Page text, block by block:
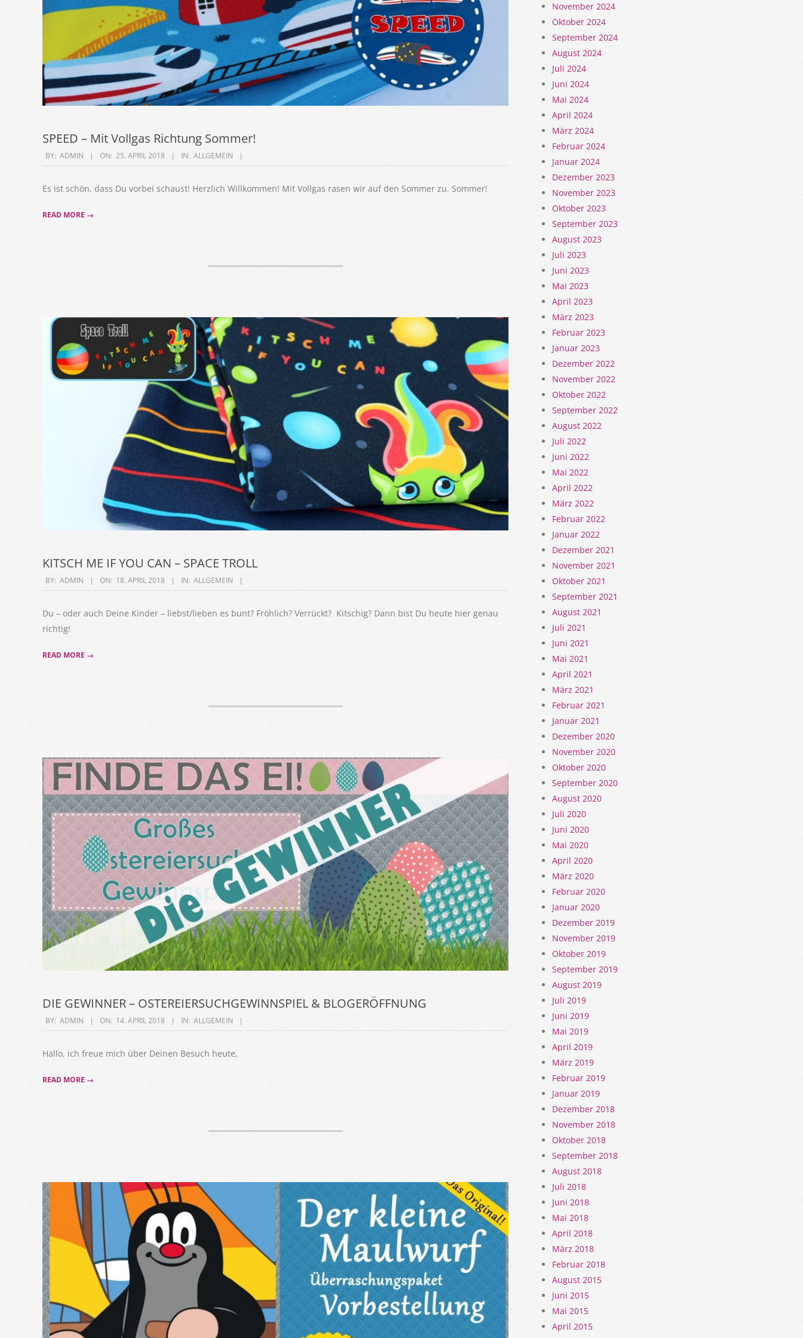
SPEED – Mit Vollgas Richtung Sommer!
2018-
25
BY: ADMIN ON: 25. APRIL 2018 IN: ALLGEMEIN
Es ist schön, dass Du vorbei schaust! Herzlich Willkommen! Mit Vollgas rasen wir auf den Sommer zu. Sommer!
READ MORE →
KITSCH ME IF YOU CAN – SPACE TROLL
2018-
18
BY: ADMIN ON: 18. APRIL 2018 IN: ALLGEMEIN
Du – oder auch Deine Kinder – liebst/lieben es bunt? Fröhlich? Verrückt? Kitschig? Dann bist Du heute hier genau
richtig!
READ MORE →
DIE GEWINNER – OSTEREIERSUCHGEWINNSPIEL & BLOGERÖFFNUNG
2018-
14
BY: ADMIN ON: 14. APRIL 2018 IN: ALLGEMEIN
Hallo, ich freue mich über Deinen Besuch heute,
READ MORE →
November 2024
Oktober 2024
September 2024
August 2024
Juli 2024
Juni 2024
Mai 2024
April 2024
März 2024
Februar 2024
Januar 2024
Dezember 2023
November 2023
Oktober 2023
September 2023
August 2023
Juli 2023
Juni 2023
Mai 2023
April 2023
März 2023
Februar 2023
Januar 2023
Dezember 2022
November 2022
Oktober 2022
September 2022
August 2022
Juli 2022
Juni 2022
Mai 2022
April 2022
März 2022
Februar 2022
Januar 2022
Dezember 2021
November 2021
Oktober 2021
September 2021
August 2021
Juli 2021
Juni 2021
Mai 2021
April 2021
März 2021
Februar 2021
Januar 2021
Dezember 2020
November 2020
Oktober 2020
September 2020
August 2020
Juli 2020
Juni 2020
Mai 2020
April 2020
März 2020
Februar 2020
Januar 2020
Dezember 2019
November 2019
Oktober 2019
September 2019
August 2019
Juli 2019
Juni 2019
Mai 2019
April 2019
März 2019
Februar 2019
Januar 2019
Dezember 2018
November 2018
Oktober 2018
September 2018
August 2018
Juli 2018
Juni 2018
Mai 2018
April 2018
März 2018
Februar 2018
August 2015
Juni 2015
Mai 2015
April 2015